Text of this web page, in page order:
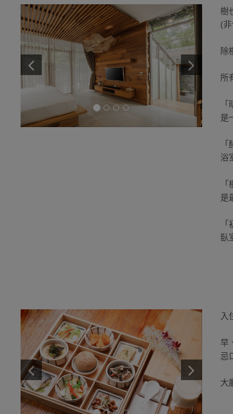
樹
(
除
所
是
浴
是
臥
入
早
忌
大